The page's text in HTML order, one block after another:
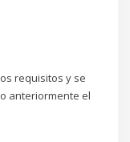
requisitos y se
anteriormente el